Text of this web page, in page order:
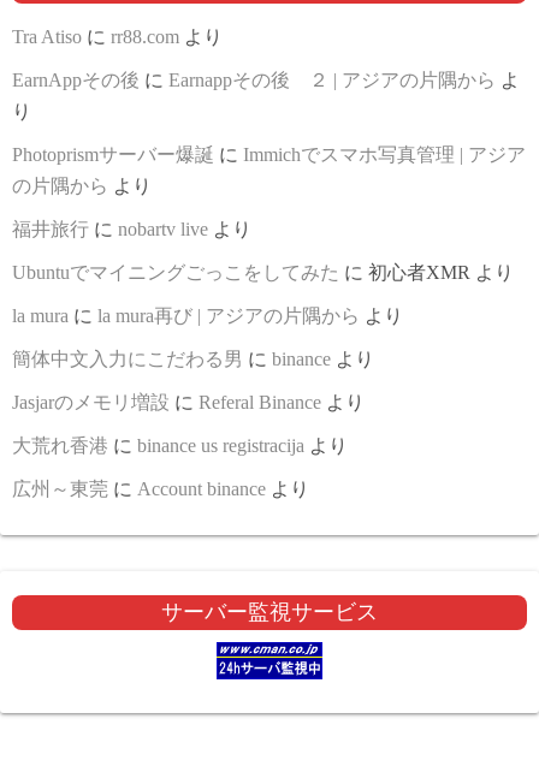
Tra Atiso に rr88.com より
EarnAppその後 に Earnappその後 ２ | アジアの片隅から よ
り
Photoprismサーバー爆誕 に Immichでスマホ写真管理 | アジア
の片隅から より
福井旅行 に nobartv live より
Ubuntuでマイニングごっこをしてみた に 初心者XMR より
la mura に la mura再び | アジアの片隅から より
簡体中文入力にこだわる男 に binance より
Jasjarのメモリ増設 に Referal Binance より
大荒れ香港 に binance us registracija より
広州～東莞 に Account binance より
サーバー監視サービス